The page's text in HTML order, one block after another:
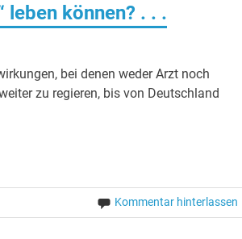
können? . . .
bei denen weder Arzt noch
zu regieren, bis von Deutschland
Kommentar hinterlassen